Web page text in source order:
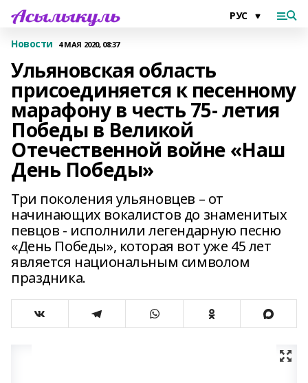
Новости 4 МАЯ 2020, 08:37
Ульяновская область
присоединяется к песенному
марафону в честь 75- летия
Победы в Великой
Отечественной войне «Наш
День Победы»
Три поколения ульяновцев – от
начинающих вокалистов до знаменитых
певцов - исполнили легендарную песню
«День Победы», которая вот уже 45 лет
является национальным символом
праздника.